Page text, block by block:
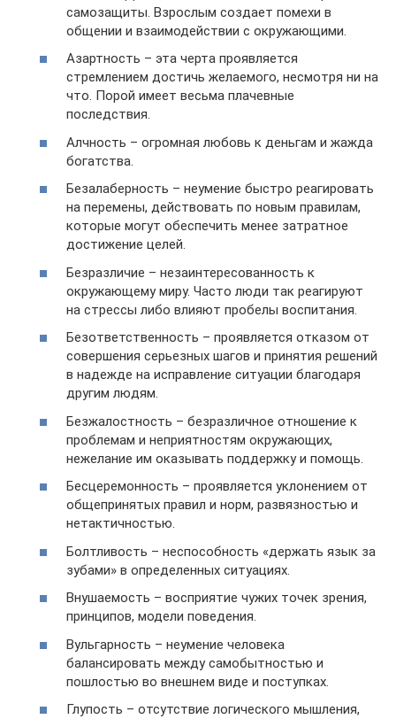
самозащиты. Взрослым создает помехи в
общении и взаимодействии с окружающими.
Азартность – эта черта проявляется
стремлением достичь желаемого, несмотря ни на
что. Порой имеет весьма плачевные
последствия.
Алчность – огромная любовь к деньгам и жажда
богатства.
Безалаберность – неумение быстро реагировать
на перемены, действовать по новым правилам,
которые могут обеспечить менее затратное
достижение целей.
Безразличие – незаинтересованность к
окружающему миру. Часто люди так реагируют
на стрессы либо влияют пробелы воспитания.
Безответственность – проявляется отказом от
совершения серьезных шагов и принятия решений
в надежде на исправление ситуации благодаря
другим людям.
Безжалостность – безразличное отношение к
проблемам и неприятностям окружающих,
нежелание им оказывать поддержку и помощь.
Бесцеремонность – проявляется уклонением от
общепринятых правил и норм, развязностью и
нетактичностью.
Болтливость – неспособность «держать язык за
зубами» в определенных ситуациях.
Внушаемость – восприятие чужих точек зрения,
принципов, модели поведения.
Вульгарность – неумение человека
балансировать между самобытностью и
пошлостью во внешнем виде и поступках.
Глупость – отсутствие логического мышления,